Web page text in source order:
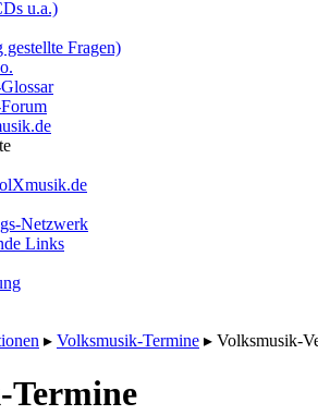
u.a.)
Fragen)
Netzwerk
Links
▸ Volksmusik-Termine ▸ Volksmusik-
Termine